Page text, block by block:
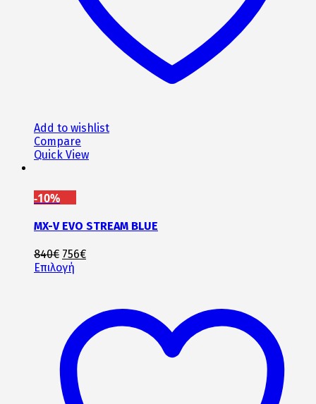
Add to wishlist
Compare
Quick View
-10%
MX-V EVO STREAM BLUE
840€ Original
price
756€Η
756€.
Επιλογή
πολλαπλές
παραλλαγές.
Οι
επιλογές
μπορούν
να
επιλεγούν